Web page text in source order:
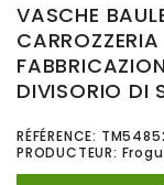
VASCHE
DIVISORIO DI
RÉFÉRENCE:
PRODUCTEUR: